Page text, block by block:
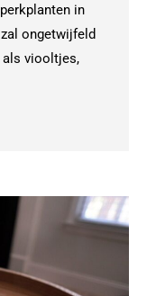
in
ongetwijfeld
als viooltjes,